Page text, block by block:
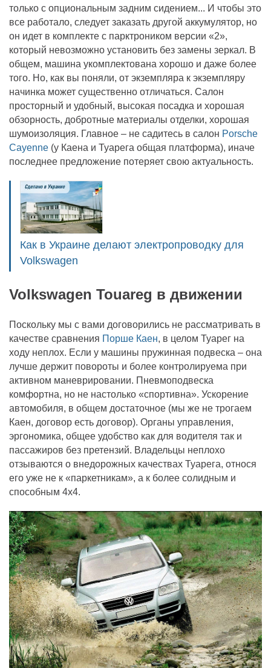
только с опциональным задним сидением... И чтобы это
все работало, следует заказать другой аккумулятор, но
он идет в комплекте с парктроником версии «2»,
который невозможно установить без замены зеркал. В
общем, машина укомплектована хорошо и даже более
того. Но, как вы поняли, от экземпляра к экземпляру
начинка может существенно отличаться. Салон
просторный и удобный, высокая посадка и хорошая
обзорность, добротные материалы отделки, хорошая
шумоизоляция. Главное – не садитесь в салон Porsche
Cayenne (у Каена и Туарега общая платформа), иначе
последнее предложение потеряет свою актуальность.
Как в Украине делают электропроводку для
Volkswagen
Volkswagen Touareg в движении
Поскольку мы с вами договорились не рассматривать в
качестве сравнения Порше Каен, в целом Туарег на
ходу неплох. Если у машины пружинная подвеска – она
лучше держит повороты и более контролируема при
активном маневрировании. Пневмоподвеска
комфортна, но не настолько «спортивна». Ускорение
автомобиля, в общем достаточное (мы же не трогаем
Каен, договор есть договор). Органы управления,
эргономика, общее удобство как для водителя так и
пассажиров без претензий. Владельцы неплохо
отзываются о внедорожных качествах Туарега, относя
его уже не к «паркетникам», а к более солидным и
способным 4х4.